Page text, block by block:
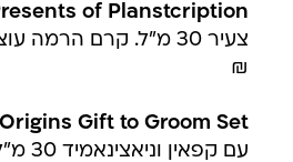
of Planstcription
₪
Origins Gift to Groom Set